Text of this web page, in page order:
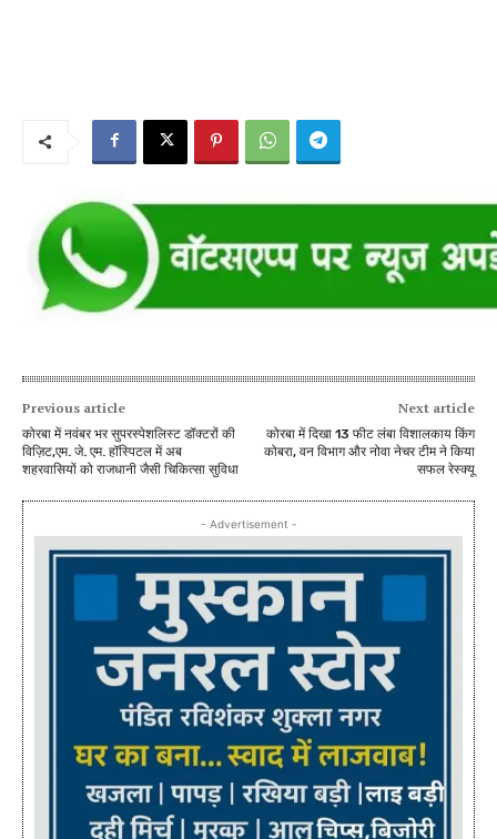
Previous article
कोरबा में नवंबर भर सुपरस्पेशलिस्ट डॉक्टरों की
विज़िट,एम. जे. एम. हॉस्पिटल में अब
शहरवासियों को राजधानी जैसी चिकित्सा सुविधा
Next article
कोरबा में दिखा 13 फीट लंबा विशालकाय किंग
कोबरा, वन विभाग और नोवा नेचर टीम ने किया
सफल रेस्क्यू
- Advertisement -